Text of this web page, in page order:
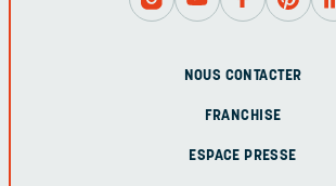
NOUS CONTACTER
FRANCHISE
ESPACE PRESSE